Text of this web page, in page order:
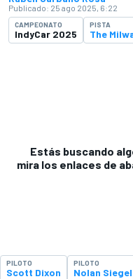
Publicado: 25 ago 2025, 6:22
CAMPEONATO
IndyCar 2025
PISTA
The
Estás buscando
mira los enlaces de
PILOTO
Scott Dixon
PILOTO
Nolan Siegel